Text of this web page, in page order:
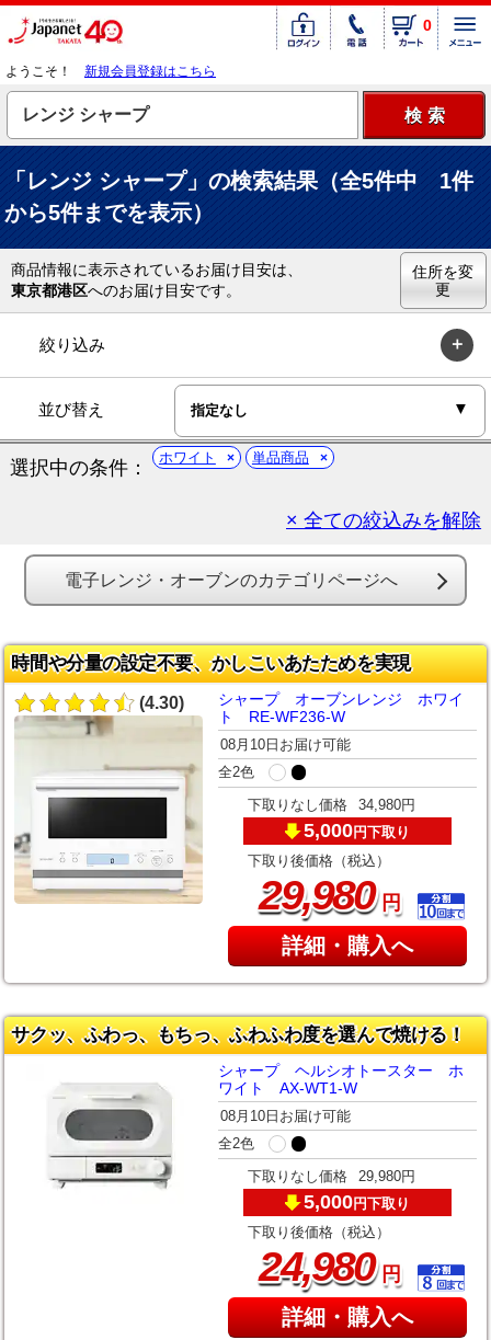
0
ようこそ！ 新規会員登録はこちら
「レンジ シャープ」の検索結果（全5件中 1件
から5件までを表示）
商品情報に表示されているお届け目安は、
東京都港区へのお届け目安です。
住所を変
更
絞り込み
並び替え
選択中の条件： ホワイト 単品商品
× 全ての絞込みを解除
電子レンジ・オーブンのカテゴリページへ
時間や分量の設定不要、かしこいあたためを実現
(4.30)
シャープ オーブンレンジ ホワイ
ト RE-WF236-W
08月10日お届け可能
全2色
下取りなし価格 34,980円
5,000円下取り
下取り後価格（税込）
29,980円
詳細・購入へ
サクッ、ふわっ、もちっ、ふわふわ度を選んで焼ける！
シャープ ヘルシオトースター ホ
ワイト AX-WT1-W
08月10日お届け可能
全2色
下取りなし価格 29,980円
5,000円下取り
下取り後価格（税込）
24,980円
詳細・購入へ